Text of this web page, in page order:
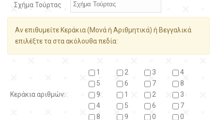
Σχήμα Τούρτας
Αν επιθυμείτε Κεράκια (Μονά ή Αριθμητικά) ή Βεγγαλικά
επιλέξτε τα στα ακόλουθα πεδία:
Κεράκια αριθμών:
1 2 3
4
5
6 7
8
9
1 2
3
4
5 6
7
8
9 0 0